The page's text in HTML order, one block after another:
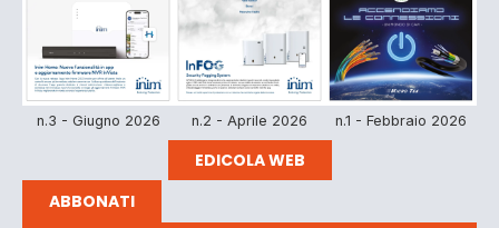
n.3 - Giugno 2026 n.2 - Aprile 2026 n.1 - Febbraio 2026
EDICOLA WEB
ABBONATI